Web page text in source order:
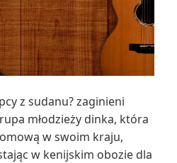
z sudanu? zaginieni
młodzieży dinka, która
w swoim kraju,
w kenijskim obozie dla